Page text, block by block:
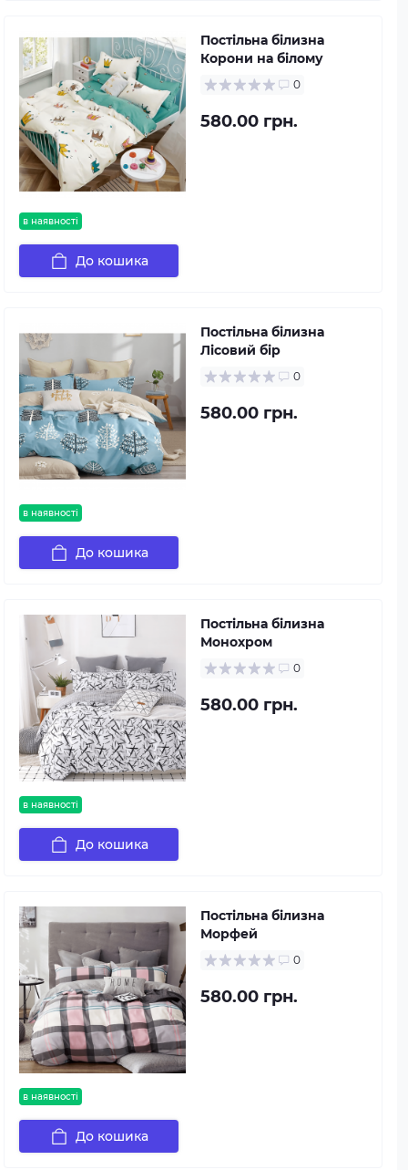
в наявності
Постільна білизна
Корони на білому
0
580.00 грн.
До кошика
в наявності
Постільна білизна
Лісовий бір
0
580.00 грн.
До кошика
в наявності
Постільна білизна
Монохром
0
580.00 грн.
До кошика
в наявності
Постільна білизна
Морфей
0
580.00 грн.
До кошика